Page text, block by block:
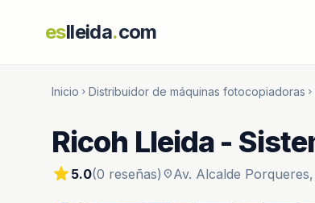
eslleida.com
Inicio chevron_right Distribuidor de máquinas fotocopiadoras chevron_right
Ricoh Lleida -
star5.0(0 reseñas) location_onAv. Alcalde